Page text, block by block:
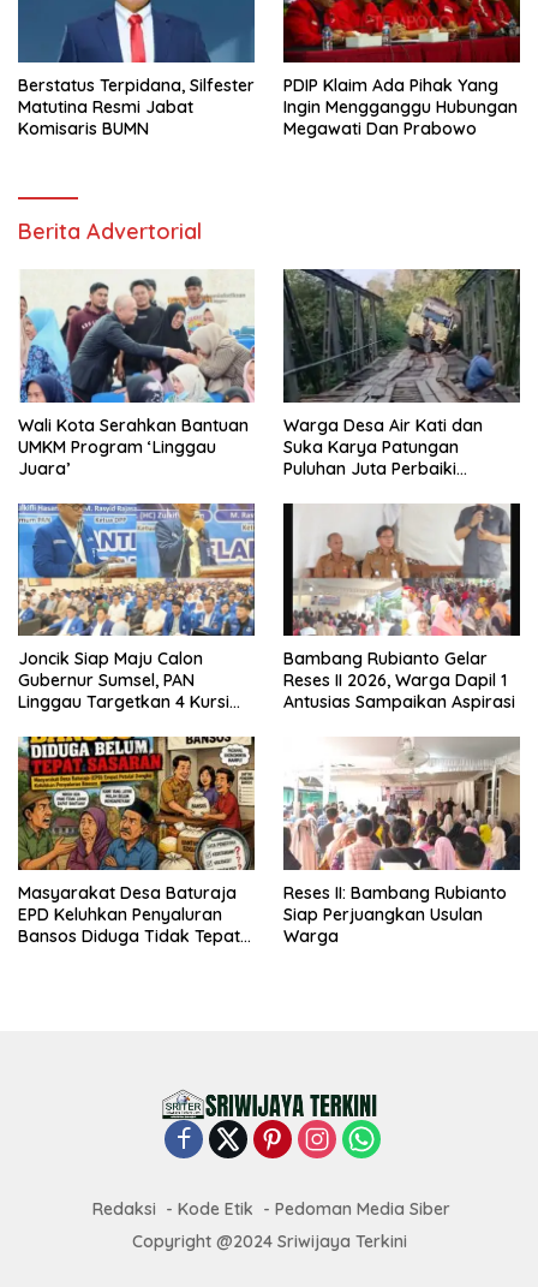
Berstatus Terpidana, Silfester
Matutina Resmi Jabat
Komisaris BUMN
PDIP Klaim Ada Pihak Yang
Ingin Mengganggu Hubungan
Megawati Dan Prabowo
Berita Advertorial
Wali Kota Serahkan Bantuan
UMKM Program ‘Linggau
Juara’
Warga Desa Air Kati dan
Suka Karya Patungan
Puluhan Juta Perbaiki
Joncik Siap Maju Calon
Gubernur Sumsel, PAN
Linggau Targetkan 4 Kursi
Bambang Rubianto Gelar
Reses II 2026, Warga Dapil 1
Antusias Sampaikan Aspirasi
Masyarakat Desa Baturaja
EPD Keluhkan Penyaluran
Bansos Diduga Tidak Tepat
Reses II: Bambang Rubianto
Siap Perjuangkan Usulan
Warga
Redaksi Kode Etik
Pedoman Media Siber
Copyright @2024 Sriwijaya Terkini